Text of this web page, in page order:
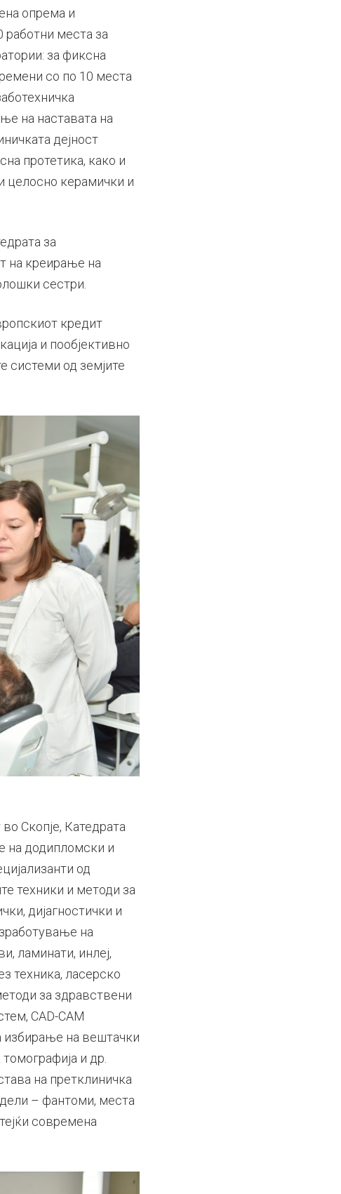
опрема и
работни места за
за фиксна
со по 10 места
на наставата на
дејност
протетика, како и
целосно керамички и
за
на креирање на
сестри.
кредит
и пообјективно
системи од земјите
Скопје, Катедрата
на додипломски и
од
техники и методи за
дијагностички и
на
ламинати, инлеј,
техника, ласерско
за здравствени
CAD-CAM
избирање на вештачки
и др.
на претклиничка
– фантоми, места
современа